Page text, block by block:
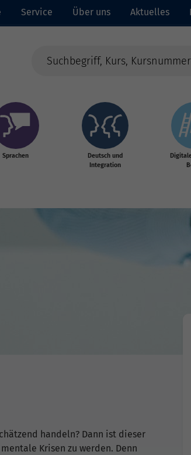
Service Über uns Aktuelles
Sprachen
Deutsch und
Integration
handeln? Dann ist dieser
Krisen zu werden. Denn